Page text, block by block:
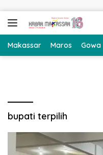
Makassar Maros Gowa
bupati terpilih